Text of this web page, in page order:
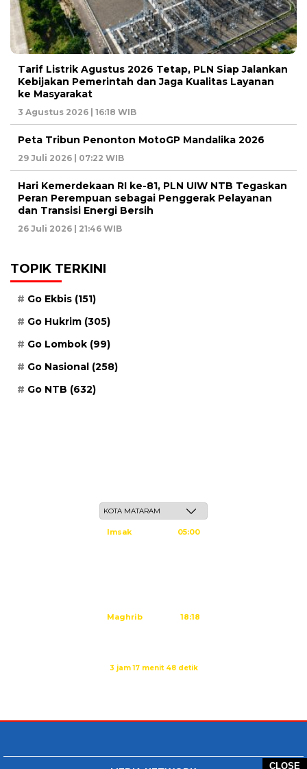
CLOSE
Tarif Listrik Agustus 2026 Tetap, PLN Siap Jalankan
Kebijakan Pemerintah dan Jaga Kualitas Layanan
ke Masyarakat
3 Agustus 2026 | 16:18 WIB
Peta Tribun Penonton MotoGP Mandalika 2026
29 Juli 2026 | 07:22 WIB
Hari Kemerdekaan RI ke-81, PLN UIW NTB Tegaskan
Peran Perempuan sebagai Penggerak Pelayanan
dan Transisi Energi Bersih
26 Juli 2026 | 21:46 WIB
TOPIK TERKINI
Go Ekbis (151)
Go Hukrim (305)
Go Lombok (99)
Go Nasional (258)
Go NTB (632)
Imsak 05:00
Maghrib 18:18
3 jam 17 menit 47 detik